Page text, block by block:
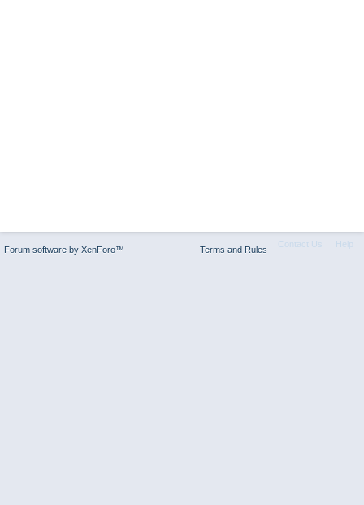
Contact Us Help
Terms and Rules
Forum software by XenForo™